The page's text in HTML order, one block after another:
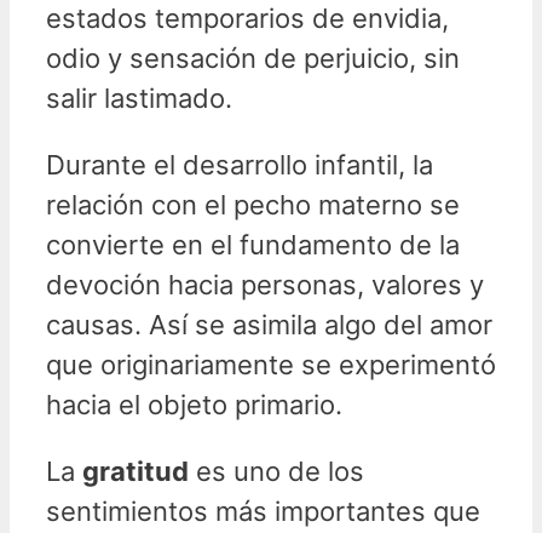
estados temporarios de envidia,
odio y sensación de perjuicio, sin
salir lastimado.
Durante el desarrollo infantil, la
relación con el pecho materno se
convierte en el fundamento de la
devoción hacia personas, valores y
causas. Así se asimila algo del amor
que originariamente se experimentó
hacia el objeto primario.
La gratitud es uno de los
sentimientos más importantes que